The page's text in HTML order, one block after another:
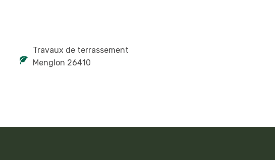
Travaux de terrassement
Menglon 26410